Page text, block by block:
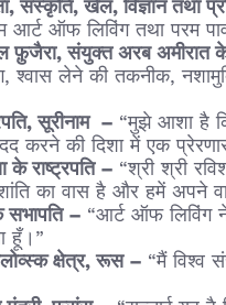
संस्कृति, खेल, विज्ञान तथा
ऑफ लिविंग तथा परम
फ़ुजैरा, संयुक्त अरब अमीरात
श्वास लेने की तकनीक,
सूरीनाम – “मुझे आशा है
करने की दिशा में एक
राष्ट्रपति – “श्री श्री
का वास है और हमें
सभापति – “आर्ट ऑफ लिविंग
हूँ।”
क्षेत्र, रूस – “मैं विश्व